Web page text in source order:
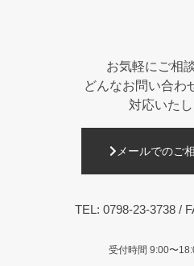
お気軽にご相
どんなお問い合わ
対応いたし
メールでのご
TEL: 0798-23-3738/
受付時間 9:00〜